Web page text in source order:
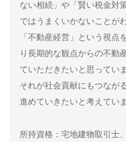
ない相続」や「賢い税金対
ではうまくいかないことが
「不動産経営」という視点
り長期的な観点からの不動
ていただきたいと思っていま
それが社会貢献にもつなが
進めていきたいと考えていま
所持資格：宅地建物取引士